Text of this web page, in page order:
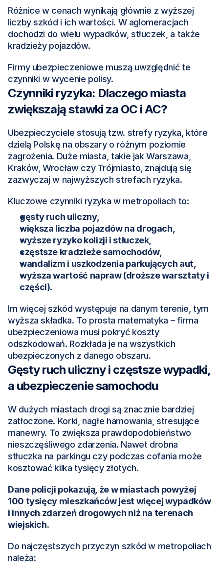
Różnice w cenach wynikają głównie z wyższej
liczby szkód i ich wartości. W aglomeracjach
dochodzi do wielu wypadków, stłuczek, a także
kradzieży pojazdów.
Firmy ubezpieczeniowe muszą uwzględnić te
czynniki w wycenie polisy.
Czynniki ryzyka: Dlaczego miasta
zwiększają stawki za OC i AC?
Ubezpieczyciele stosują tzw. strefy ryzyka, które
dzielą Polskę na obszary o różnym poziomie
zagrożenia. Duże miasta, takie jak Warszawa,
Kraków, Wrocław czy Trójmiasto, znajdują się
zazwyczaj w najwyższych strefach ryzyka.
Kluczowe czynniki ryzyka w metropoliach to:
gęsty ruch uliczny,
większa liczba pojazdów na drogach,
wyższe ryzyko kolizji i stłuczek,
częstsze kradzieże samochodów,
wandalizm i uszkodzenia parkujących aut,
wyższa wartość napraw (droższe warsztaty i
części).
Im więcej szkód występuje na danym terenie, tym
wyższa składka. To prosta matematyka – firma
ubezpieczeniowa musi pokryć koszty
odszkodowań. Rozkłada je na wszystkich
ubezpieczonych z danego obszaru.
Gęsty ruch uliczny i częstsze wypadki,
a ubezpieczenie samochodu
W dużych miastach drogi są znacznie bardziej
zatłoczone. Korki, nagłe hamowania, stresujące
manewry. To zwiększa prawdopodobieństwo
nieszczęśliwego zdarzenia. Nawet drobna
stłuczka na parkingu czy podczas cofania może
kosztować kilka tysięcy złotych.
Dane policji pokazują, że w miastach powyżej
100 tysięcy mieszkańców jest więcej wypadków
i innych zdarzeń drogowych niż na terenach
wiejskich.
Do najczęstszych przyczyn szkód w metropoliach
należą: